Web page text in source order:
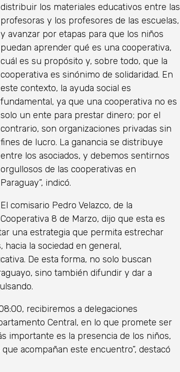
distribuir los materiales educativos entre las
profesoras y los profesores de las escuelas,
y avanzar por etapas para que los niños
puedan aprender qué es una cooperativa,
cuál es su propósito y, sobre todo, que la
cooperativa es sinónimo de solidaridad. En
este contexto, la ayuda social es
fundamental, ya que una cooperativa no es
solo un ente para prestar dinero; por el
contrario, son organizaciones privadas sin
fines de lucro. La ganancia se distribuye
entre los asociados, y debemos sentirnos
orgullosos de las cooperativas en
Paraguay”, indicó.
El comisario Pedro Velazco, de la
Cooperativa 8 de Marzo, dijo que esta es
una estrategia que permita estrechar
la sociedad en general,
De esta forma, no solo buscan
sino también difundir y dar a
recibiremos a delegaciones
Central, en lo que promete ser
importante es la presencia de los niños,
acompañan este encuentro”, destacó